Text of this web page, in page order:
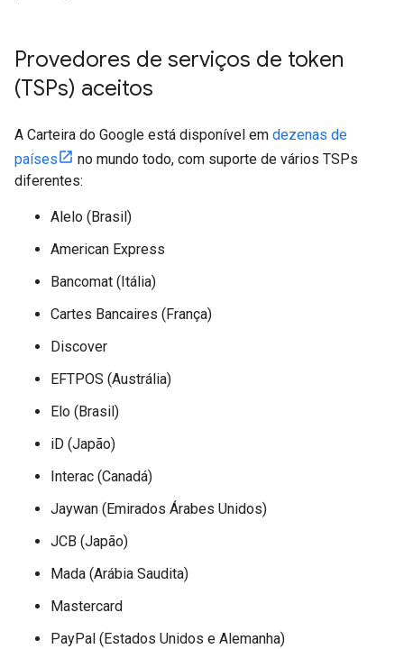
Provedores de serviços de token
(TSPs) aceitos
A Carteira do Google está disponível em dezenas de
países
no mundo todo, com suporte de vários TSPs
diferentes:
Alelo (Brasil)
American Express
Bancomat (Itália)
Cartes Bancaires (França)
Discover
EFTPOS (Austrália)
Elo (Brasil)
iD (Japão)
Interac (Canadá)
Jaywan (Emirados Árabes Unidos)
JCB (Japão)
Mada (Arábia Saudita)
Mastercard
PayPal (Estados Unidos e Alemanha)